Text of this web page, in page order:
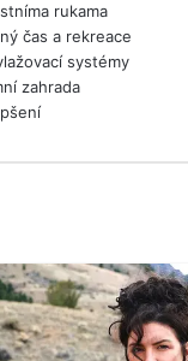
rukama
čas a rekreace
systémy
zahrada